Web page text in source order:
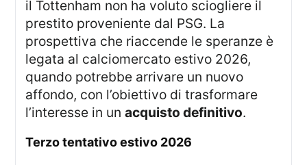
il Tottenham non ha voluto sciogliere il
prestito proveniente dal PSG. La
prospettiva che riaccende le speranze è
legata al calciomercato estivo 2026,
quando potrebbe arrivare un nuovo
affondo, con l’obiettivo di trasformare
l’interesse in unacquisto definitivo.
terzo tentativo estivo 2026